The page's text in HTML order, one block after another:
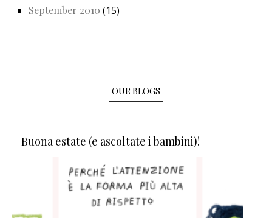
September 2010 (15)
OUR BLOGS
Buona estate (e ascoltate i bambini)!